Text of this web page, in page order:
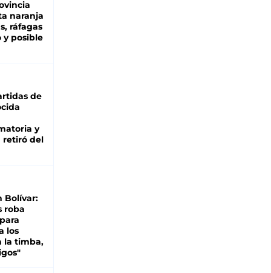
naranja
ráfagas
y posible
de
y
retiró del
Bolívar:
roba
los
la timba,